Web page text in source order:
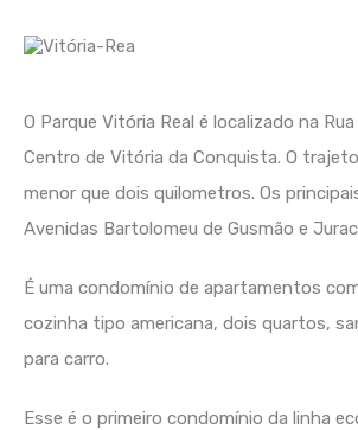
O Parque Vitória Real é localizado na
Centro de Vitória da Conquista. O
menor que dois quilometros. Os
Avenidas Bartolomeu de Gusmão e
É uma condomínio de apartamentos
cozinha tipo americana, dois quartos,
para carro.
Esse é o primeiro condomínio da linha